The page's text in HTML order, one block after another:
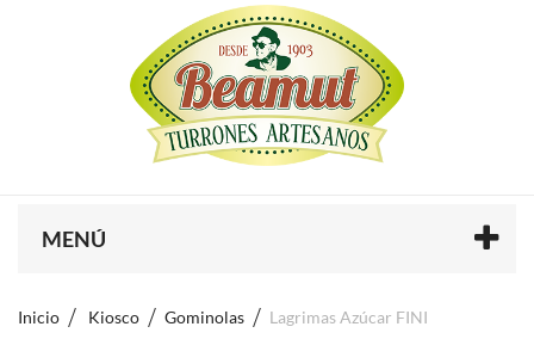
MENÚ
Inicio Kiosco Gominolas Lagrimas Azúcar FINI